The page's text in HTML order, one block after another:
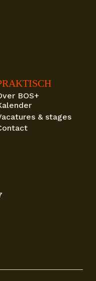
BOS+
& stages